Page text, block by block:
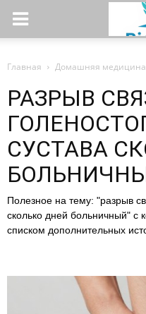
Главная Домашняя медицина
РАЗРЫВ
СУСТАВА
Полезное на тему: "разрыв
сколько дней больничный"
списком дополнительных